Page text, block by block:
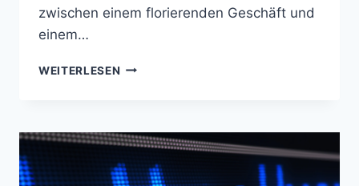
zwischen einem florierenden Geschäft und
einem…
WEITERLESEN LOCAL